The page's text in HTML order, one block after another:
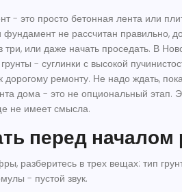
- это просто бетонная лента или
не рассчитан правильно,
три, или даже начать проседать. В
- суглинки с высокой
дорогому ремонту. Не надо ждать,
дома - это не опциональный этап.
не имеет смысла.
перед началом
разберитесь в трех вещах: тип
- пустой звук.